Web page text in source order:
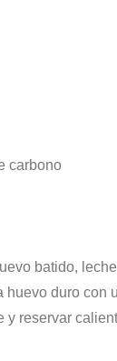
carbono
batido,
duro con
y reservar